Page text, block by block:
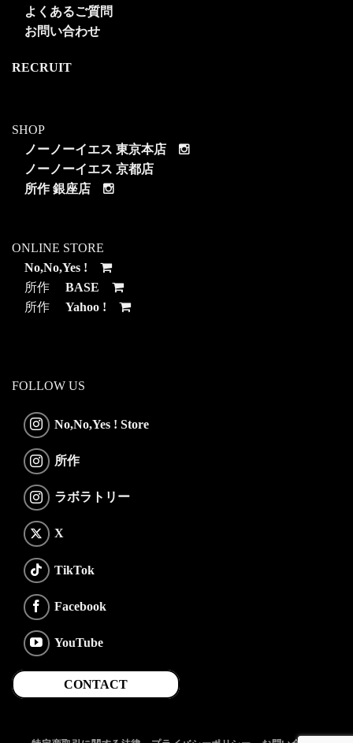
よくあるご質問
お問い合わせ
RECRUIT
SHOP
ノーノーイエス 東京本店
ノーノーイエス 京都店
所作 銀座店
ONLINE STORE
No,No,Yes !
所作 BASE
所作 Yahoo !
FOLLOW US
No,No,Yes ! Store
所作
ラボラトリー
X
TikTok
Facebook
YouTube
CONTACT